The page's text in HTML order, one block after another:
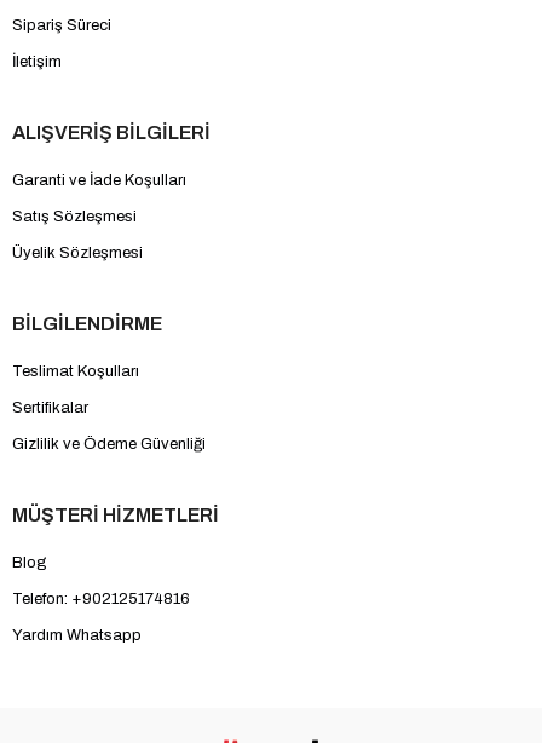
Sipariş Süreci
İletişim
ALIŞVERİŞ BİLGİLERİ
Garanti ve İade Koşulları
Satış Sözleşmesi
Üyelik Sözleşmesi
BİLGİLENDİRME
Teslimat Koşulları
Sertifikalar
Gizlilik ve Ödeme Güvenliği
MÜŞTERİ HİZMETLERİ
Blog
Telefon: +902125174816
Yardım Whatsapp